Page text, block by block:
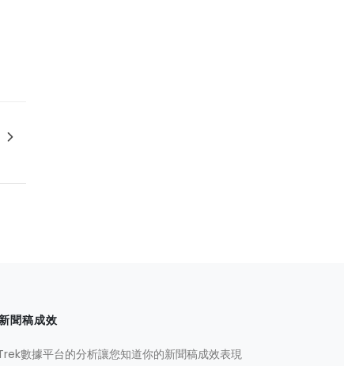
聞稿成效
數據平台的分析讓您知道你的新聞稿成效表現